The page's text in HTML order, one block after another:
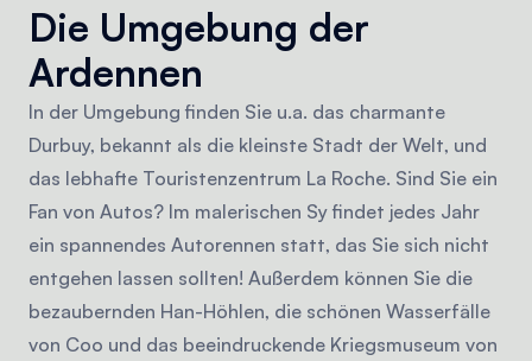
Die Umgebung der
Ardennen
In der Umgebung finden Sie u.a. das charmante
Durbuy, bekannt als die kleinste Stadt der Welt, und
das lebhafte Touristenzentrum La Roche. Sind Sie ein
Fan von Autos? Im malerischen Sy findet jedes Jahr
ein spannendes Autorennen statt, das Sie sich nicht
entgehen lassen sollten! Außerdem können Sie die
bezaubernden Han-Höhlen, die schönen Wasserfälle
von Coo und das beeindruckende Kriegsmuseum von